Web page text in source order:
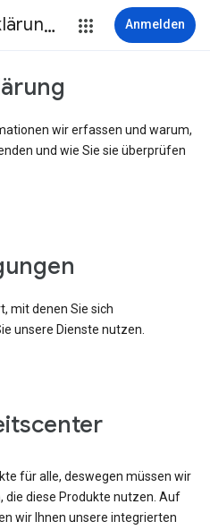
Datenschutzerklärung & Nutzungsbedingungen Anmelden
wir erfassen und warum,
und wie Sie sie überprüfen
mit denen Sie sich
unsere Dienste nutzen.
für alle, deswegen müssen wir
die diese Produkte nutzen. Auf
wir Ihnen unsere integrierten